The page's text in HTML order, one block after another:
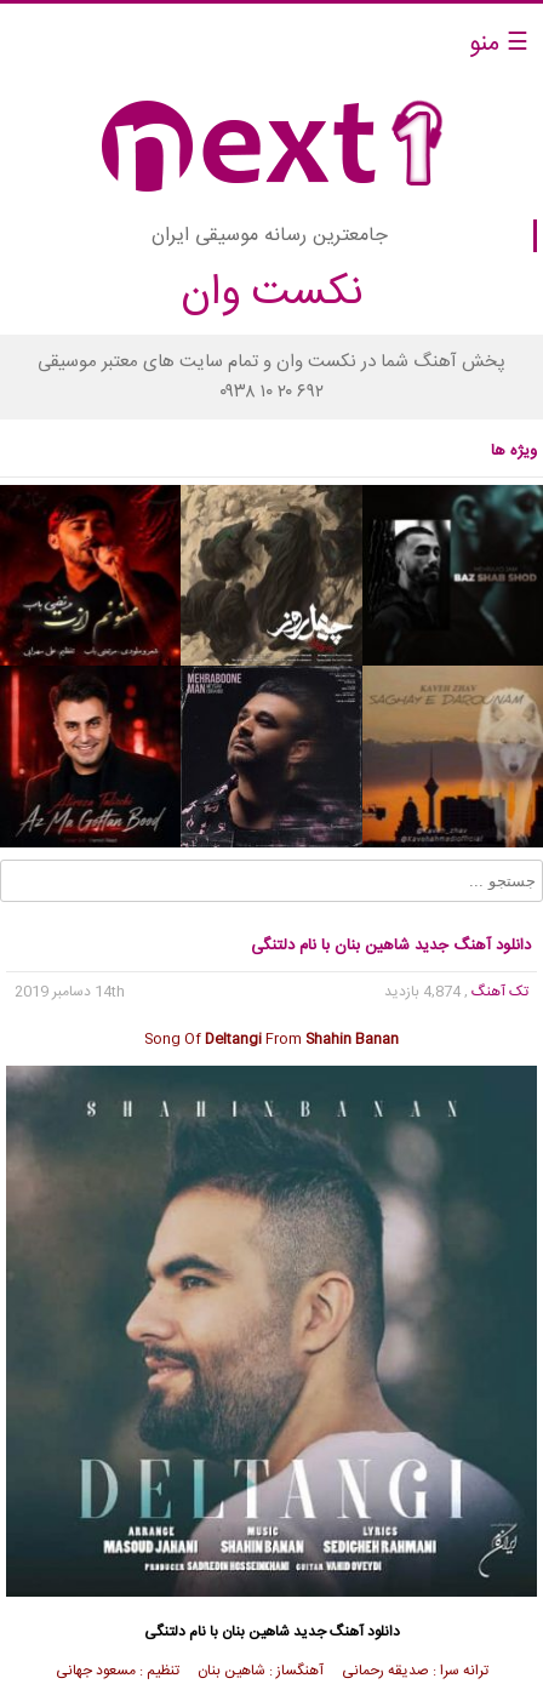
☰ منو
جامعترین رسانه موسیقی ایران
نکست وان
پخش آهنگ شما در نکست وان و تمام سایت های معتبر موسیقی
۰۹۳۸ ۱۰ ۲۰ ۶۹۲
ویژه ها
دانلود آهنگ جدید شاهین بنان با نام دلتنگی
تک آهنگ , 4,874 بازدید
14th دسامبر 2019
Song OfDeltangiFrom Shahin Banan
دانلود آهنگ جدیدشاهین بنان با نام دلتنگی
ترانه سرا : صدیقه رحمانی آهنگساز : شاهین بنان تنظیم : مسعود جهانی